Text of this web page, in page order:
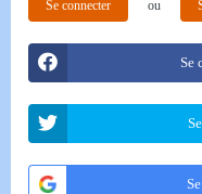
Se connecter ou
Se